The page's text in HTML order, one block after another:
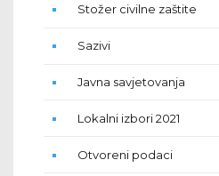
Stožer civilne zaštite
Sazivi
Javna savjetovanja
Lokalni izbori 2021
Otvoreni podaci